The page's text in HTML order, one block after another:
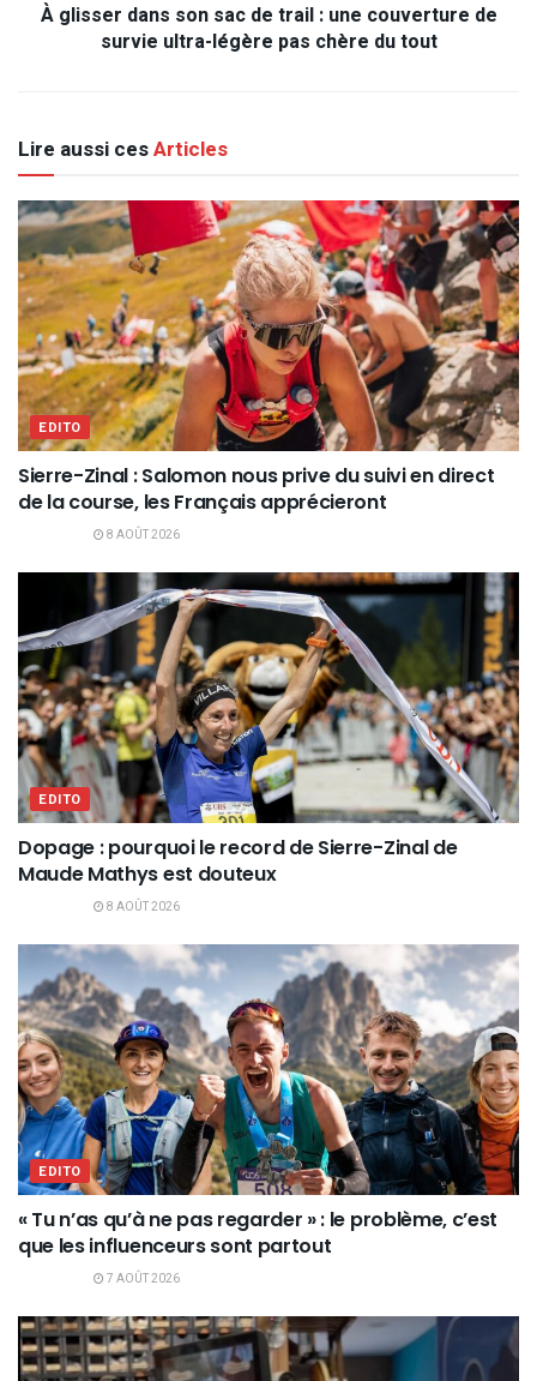
À glisser dans son sac de trail : une couverture de
survie ultra-légère pas chère du tout
Lire aussi cesArticles
EDITO
Sierre-Zinal : Salomon nous prive du suivi en direct
de la course, les Français apprécieront
8 AOÛT 2026
EDITO
Dopage : pourquoi le record de Sierre-Zinal de
Maude Mathys est douteux
8 AOÛT 2026
EDITO
« Tu n’as qu’à ne pas regarder » : le problème, c’est
que les influenceurs sont partout
7 AOÛT 2026